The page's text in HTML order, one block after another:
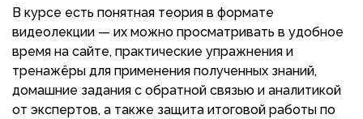
В курсе есть понятная теория в формате
видеолекции — их можно просматривать в удобное
время на сайте, практические упражнения и
тренажёры для применения полученных знаний,
домашние задания с обратной связью и аналитикой
от экспертов, а также защита итоговой работы по